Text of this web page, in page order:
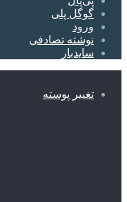
گوگل پلی
ورود
نوشته تصادفی
سایدبار
تغییر پوسته